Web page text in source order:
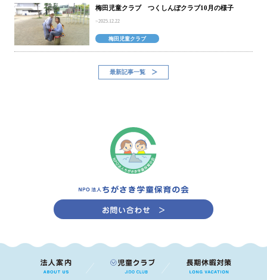
梅田児童クラブ つくしんぼクラブ10月の様子
2025.12.22
梅田児童クラブ
最新記事一覧